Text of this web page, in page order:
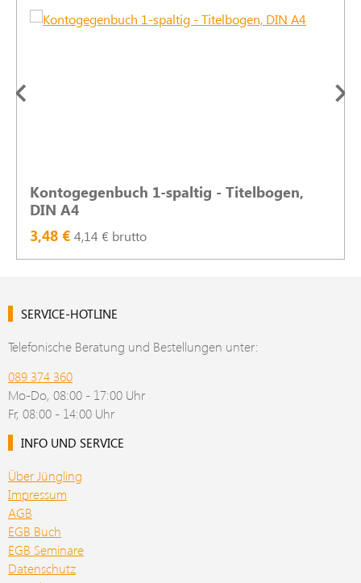
Kontogegenbuch 1-spaltig - Titelbogen,
DIN A4
3,48 € 4,14 € brutto
SERVICE-HOTLINE
Telefonische Beratung und Bestellungen unter:
089 374 360
Mo-Do, 08:00 - 17:00 Uhr
Fr, 08:00 - 14:00 Uhr
INFO UND SERVICE
Über Jüngling
Impressum
AGB
EGB Buch
EGB Seminare
Datenschutz